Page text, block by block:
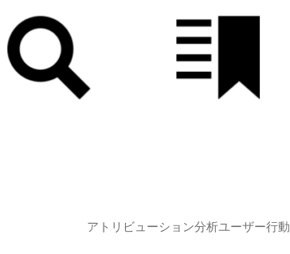
アトリビューション分析ユーザー行動